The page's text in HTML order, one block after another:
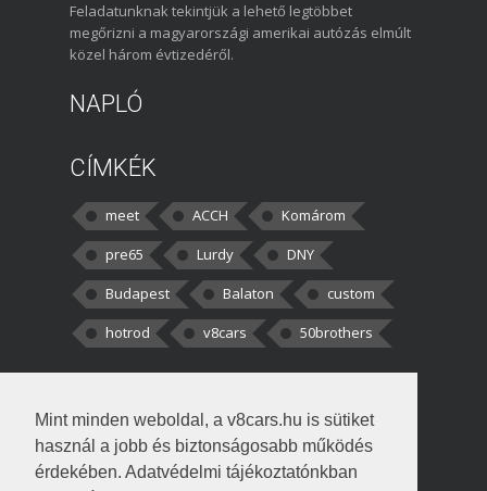
Mint minden weboldal, a v8cars.hu is sütiket
használ a jobb és biztonságosabb működés
érdekében. Adatvédelmi tájékoztatónkban
Feladatunknak tekintjük a lehető legtöbbet
megőrizni a magyarországi amerikai autózás elmúlt
közel három évtizedéről.
NAPLÓ
CÍMKÉK
meet ACCH
Komárom
pre65
Lurdy
DNY
Budapest
Balaton
custom
hotrod
v8cars 50brothers
kortisz:Elszúrtam! Én csak két
darabbaal számoltam. Nem tudtam, hogy fél autót,